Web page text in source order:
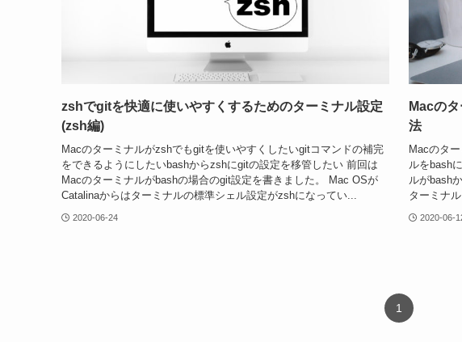
zshでgitを快適に使いやすくするためのターミナル設定
(zsh編)
Macのターミナルがzshでもgitを使いやすくしたいgitコマンドの補完
をできるようにしたいbashからzshにgitの設定を移管したい 前回は
Macのターミナルがbashの場合のgit設定を書きました。 Mac OSが
Catalinaからはターミナルの標準シェル設定がzshになってい...
2020-06-24
Macの
法
Macのタ
ルをbash
ルがbash
ターミナ
2020-06-
1